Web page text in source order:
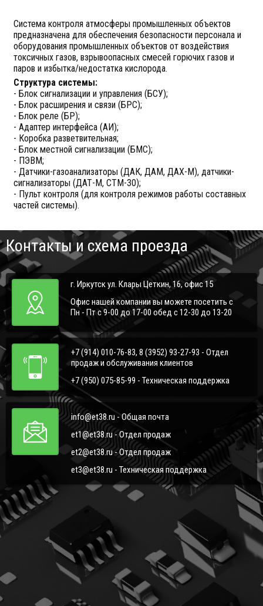
Система контроля атмосферы промышленных объектов
предназначена для обеспечения безопасности персонала и
оборудования промышленных объектов от воздействия
токсичных газов, взрывоопасных смесей горючих газов и
паров и избытка/недостатка кислорода.
Структура системы:
- Блок сигнализации и управления (БСУ);
- Блок расширения и связи (БРС);
- Блок реле (БР);
- Адаптер интерфейса (АИ);
- Коробка разветвительная;
- Блок местной сигнализации (БМС);
- ПЭВМ;
- Датчики-газоанализаторы (ДАК, ДАМ, ДАХ-М), датчики-
сигнализаторы (ДАТ-М, СТМ-30);
- Пульт контроля (для контроля режимов работы составных
частей системы).
Контакты и схема проезда
г. Иркутск ул. Клары Цеткин, 16, офис 15
Офис нашей компании вы можете посетить с
Пн - Пт с 9-00 до 17-00 обед с 12-30 до 13-20
+7 (914) 010-76-83, 8 (3952) 93-27-93 - Отдел
продаж и обслуживания клиентов
+7 (950) 075-85-99 - Техническая поддержка
info@et38.ru - Общая почта
et1@et38.ru - Отдел продаж
et2@et38.ru - Отдел продаж
et3@et38.ru - Техническая поддержка